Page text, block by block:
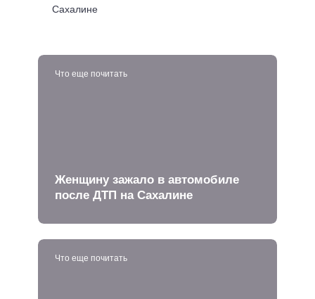
Сахалине
Что еще почитать
Женщину зажало в автомобиле
после ДТП на Сахалине
Что еще почитать